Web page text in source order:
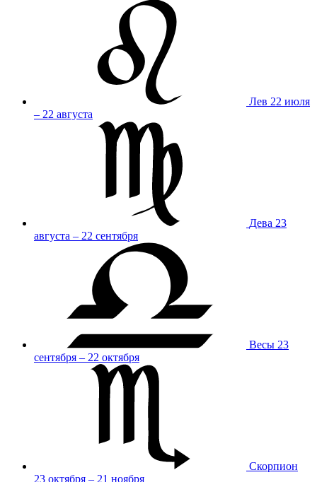
Лев 22 июля
– 22 августа
Дева 23
августа – 22 сентября
Весы 23
сентября – 22 октября
Скорпион
23 октября – 21 ноября